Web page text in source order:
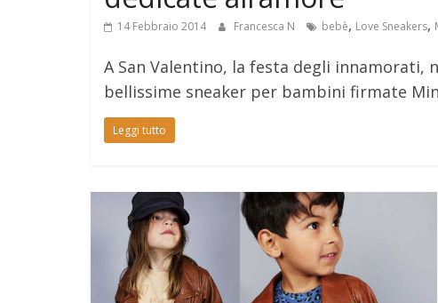
14 Febbraio 2014 Francesca N bebè, Love Sneakers,
A San Valentino, la festa degli innamorati,
bellissime sneaker per bambini firmate
Leggi tutto